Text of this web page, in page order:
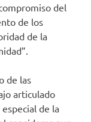
del
de los
de la
de las
articulado
de la